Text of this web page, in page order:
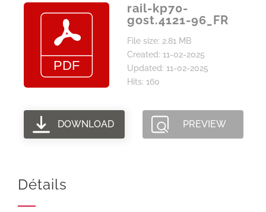
rail-kp70-
gost.4121-96_FR
File size: 2.81 MB
Created: 11-02-2025
Updated: 11-02-2025
Hits: 160
DOWNLOAD PREVIEW
Détails